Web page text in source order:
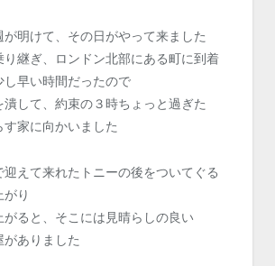
が明けて、その日がやって来ました
継ぎ、ロンドン北部にある町に到着
早い時間だったので
して、約束の３時ちょっと過ぎた
家に向かいました
えて来れたトニーの後をついてぐる
り
がると、そこには見晴らしの良い
ありました